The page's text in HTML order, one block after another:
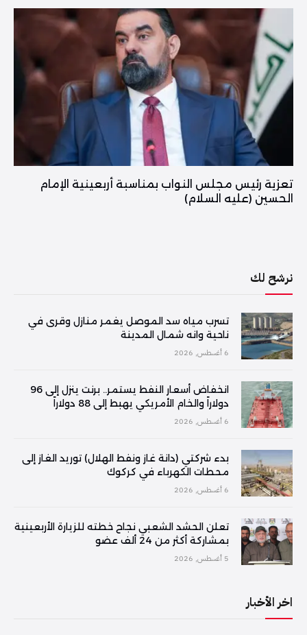
تعزية رئيس مجلس النواب بمناسبة أربعينية الإمام
الحسين (عليه السلام)
نرشح لك
تسرب مياه سد الموصل يغمر منازل وقرى في
ناحية وانه شمال المدينة
6 أغسطس, 2026
انخفاض أسعار النفط يستمر.. برنت ينزل إلى 96
دولاراً والخام الأمريكي يهبط إلى 88 دولاراً
6 أغسطس, 2026
بدء شركتي (دانة غاز ونفط الهلال) توريد الغاز إلى
محطات الكهرباء في كركوك
6 أغسطس, 2026
تعلن الحشد الشعبي نجاح خطته للزيارة الأربعينية
بمشاركة أكثر من 24 ألف عضو
5 أغسطس, 2026
اخر الأخبار